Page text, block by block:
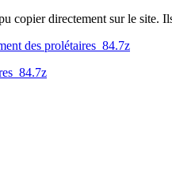
copier directement sur le site.
des prolétaires_84.7z